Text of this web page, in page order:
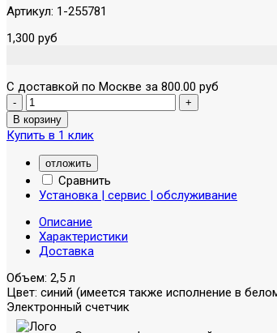
Артикул: 1-255781
1,300 руб
С доставкой по Москве за 800.00 руб
Купить в 1 клик
отложить
Сравнить
Установка | сервис | обслуживание
Описание
Характеристики
Доставка
Объем: 2,5 л
Цвет: синий (имеется также исполнение в
Электронный счетчик